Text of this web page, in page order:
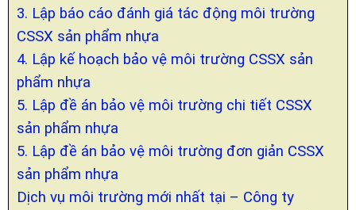
3. Lập báo cáo đánh giá tác động môi trường
CSSX sản phẩm nhựa
4. Lập kế hoạch bảo vệ môi trường CSSX sản
phẩm nhựa
5. Lập đề án bảo vệ môi trường chi tiết CSSX
sản phẩm nhựa
5. Lập đề án bảo vệ môi trường đơn giản CSSX
sản phẩm nhựa
Dịch vụ môi trường mới nhất tại – Công ty